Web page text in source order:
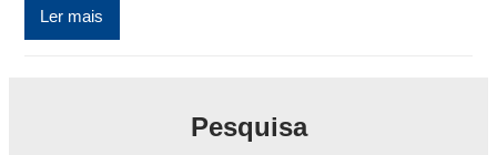
Ler mais
Pesquisa